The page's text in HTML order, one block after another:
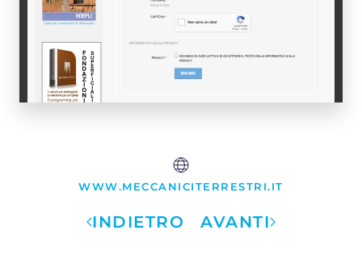
WWW.MECCANICITERRESTRI.IT
INDIETRO AVANTI